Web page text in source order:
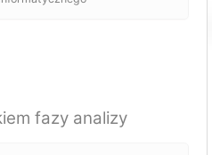
fazy analizy